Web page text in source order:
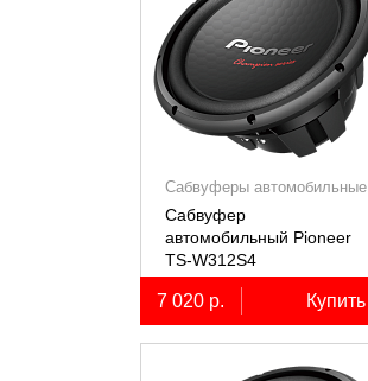
Сабвуферы автомобильные
Сабвуфер
автомобильный Pioneer
TS-W312S4
7 020 р. Купить